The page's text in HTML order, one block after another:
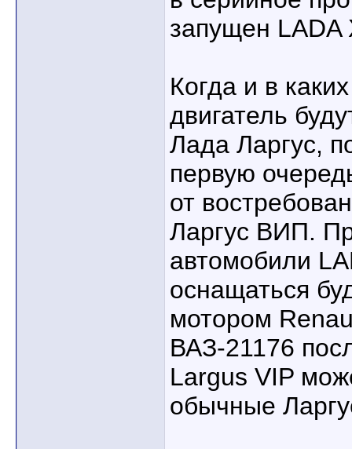
запущен LADA
Когда и в
двигатель
Лада Ларгус,
первую
от
Ларгус ВИП.
автомобили
оснащаться
мотором
ВАЗ-21176
Largus VIP
обычные